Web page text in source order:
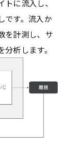
に流入し、
です。流入か
を計測し、サ
析します。